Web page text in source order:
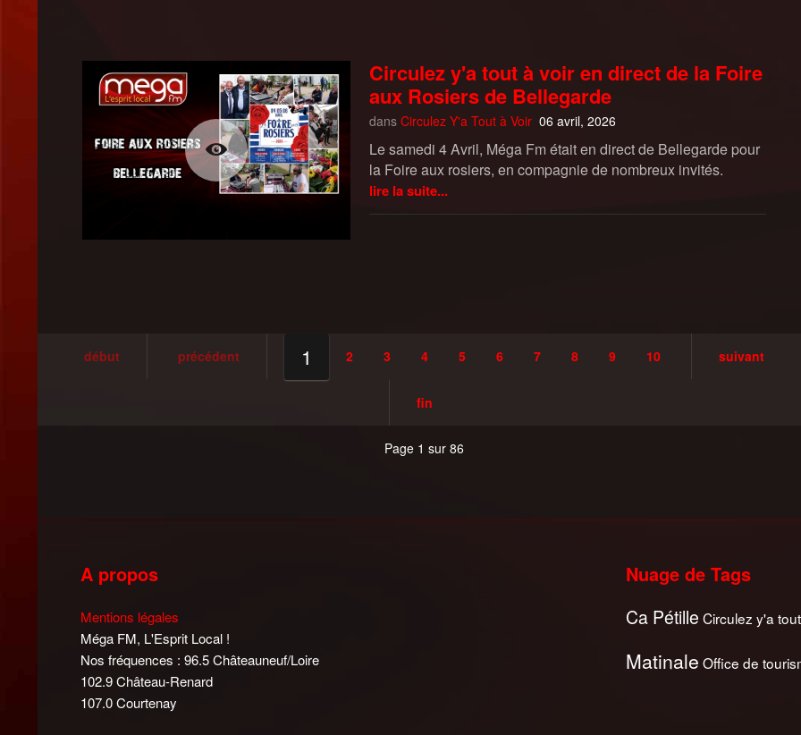
Circulez y'a tout à voir en direct de la Foire
aux Rosiers de Bellegarde
dans Circulez Y'a Tout à Voir 06 avril, 2026
Le samedi 4 Avril, Méga Fm était en direct de Bellegarde pour
la Foire aux rosiers, en compagnie de nombreux invités.
lire la suite...
début précédent 1 2 3 4 5 6 7 8 9 10 suivant
fin
Page 1 sur 86
A propos
Mentions légales
Méga FM, L'Esprit Local !
Nos fréquences : 96.5 Châteauneuf/Loire
102.9 Château-Renard
107.0 Courtenay
Nuage de Tags
Ca Pétille Circulez y'a
Matinale Office de